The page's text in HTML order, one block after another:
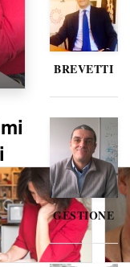
BREVETTI
GESTIONE